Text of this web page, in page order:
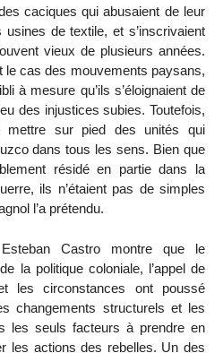
caciques qui abusaient de leur
de textile, et s’inscrivaient
vieux de plusieurs années.
le cas des mouvements paysans,
à mesure qu’ils s’éloignaient de
des injustices subies. Toutefois,
sur pied des unités qui
dans tous les sens. Bien que
résidé en partie dans la
ils n’étaient pas de simples
l’a prétendu.
Castro montre que le
la politique coloniale, l’appel de
les circonstances ont poussé
changements structurels et les
les seuls facteurs à prendre en
les actions des rebelles. Un des